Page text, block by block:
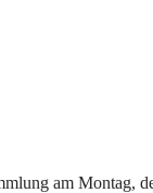
am Montag,